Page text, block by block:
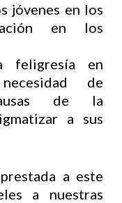
jóvenes en los
en los
feligresía en
de
de la
a sus
a este
a nuestras